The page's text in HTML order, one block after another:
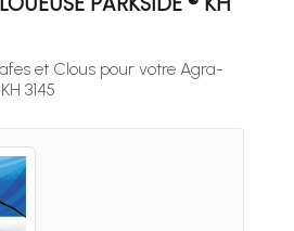
et Clous pour votre Agra-
3145